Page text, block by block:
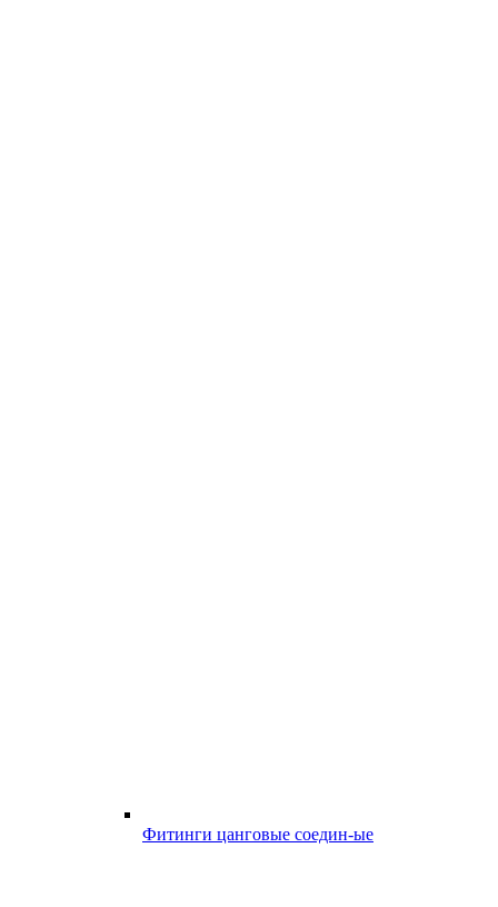
Фитинги цанговые соедин-ые